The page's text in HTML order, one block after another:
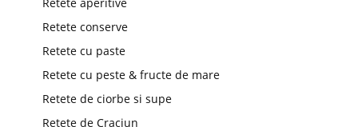
Retete conserve
Retete cu paste
Retete cu peste & fructe de mare
Retete de ciorbe si supe
Retete de Craciun